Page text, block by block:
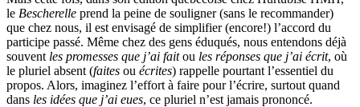
le Bescherelle prend la peine de souligner (sans le recommander)
que chez nous, il est envisagé de simplifier (encore!) l’accord du
participe passé. Même chez des gens éduqués, nous entendons déjà
souvent les promesses que j’ai faitou les réponses que j’ai écrit, où
le pluriel absent (faites ou écrites) rappelle pourtant l’essentiel du
propos. Alors, imaginez l’effort à faire pour l’écrire, surtout quand
dans les idées que j’ai eues, ce pluriel n’est jamais prononcé.